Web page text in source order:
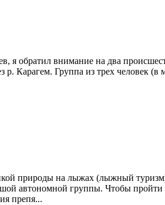
я обратил внимание на два
р. Карагем. Группа из трех человек
природы на лыжах (лыжный
автономной группы. Чтобы
препя...